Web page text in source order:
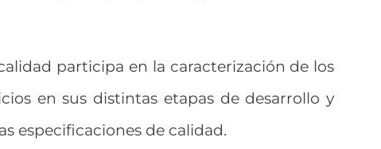
participa en la caracterización de los
en sus distintas etapas de desarrollo y
especificaciones de calidad.